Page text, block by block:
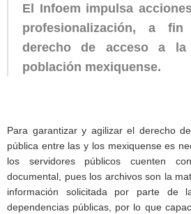
El Infoem impulsa
profesionalización, a
derecho de acceso a
población mexiquense.
Para garantizar y agilizar el derecho
pública entre las y los mexiquense es
los servidores públicos cuenten
documental, pues los archivos son la
información solicitada por parte de
dependencias públicas, por lo que